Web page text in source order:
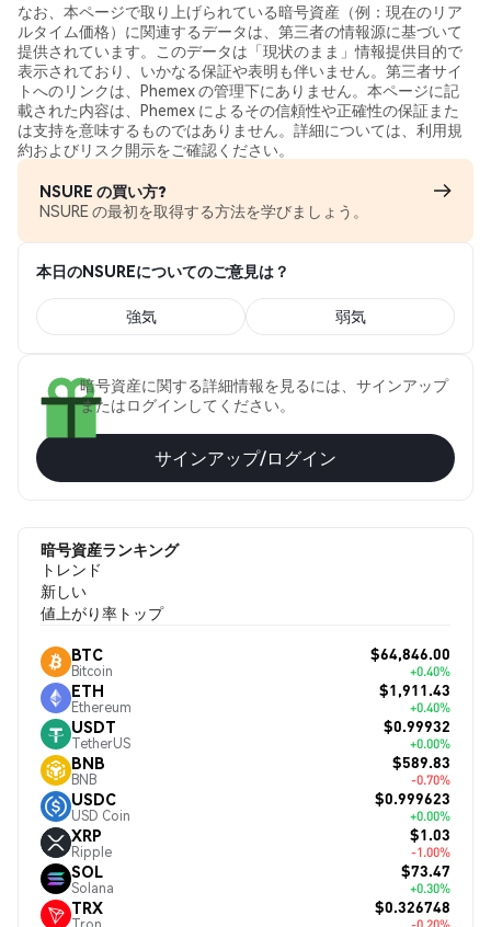
なお、本ページで取り上げられている暗号資産（例：現在のリア
ルタイム価格）に関連するデータは、第三者の情報源に基づいて
提供されています。このデータは「現状のまま」情報提供目的で
表示されており、いかなる保証や表明も伴いません。第三者サイ
トへのリンクは、Phemex の管理下にありません。本ページに記
載された内容は、Phemex によるその信頼性や正確性の保証また
は支持を意味するものではありません。詳細については、利用規
約およびリスク開示をご確認ください。
NSURE の買い方?
NSURE の最初を取得する方法を学びましょう。
本日のNSUREについてのご意見は？
強気 弱気
暗号資産に関する詳細情報を見るには、サインアップ
またはログインしてください。
サインアップ/ログイン
暗号資産ランキング
トレンド
新しい
値上がり率トップ
BTC
Bitcoin
$64,846.00
+0.40%
ETH
Ethereum
$1,911.43
+0.40%
USDT
TetherUS
$0.99932
+0.00%
BNB
BNB
$589.83
-0.70%
USDC
USD Coin
$0.999623
+0.00%
XRP
Ripple
$1.03
-1.00%
SOL
Solana
$73.47
+0.30%
TRX
Tron
$0.326748